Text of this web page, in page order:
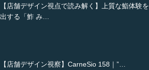
【店舗デザイン視点で読み解く】上質な鮨体験
出する「鮓 み…
【店舗デザイン視察】CarneSio 158｜”…